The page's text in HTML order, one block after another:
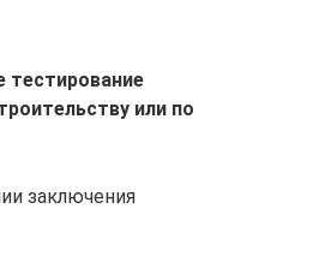
тестирование
или по
заключения